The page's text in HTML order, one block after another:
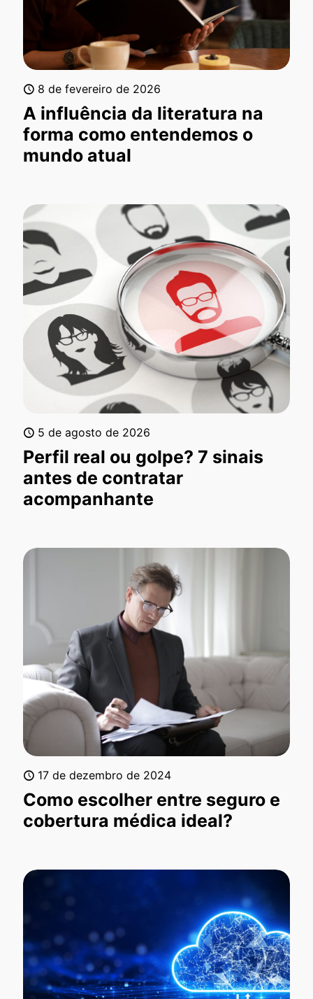
8 de fevereiro de 2026
A influência da literatura na
forma como entendemos o
mundo atual
5 de agosto de 2026
Perfil real ou golpe? 7 sinais
antes de contratar
acompanhante
17 de dezembro de 2024
Como escolher entre seguro e
cobertura médica ideal?